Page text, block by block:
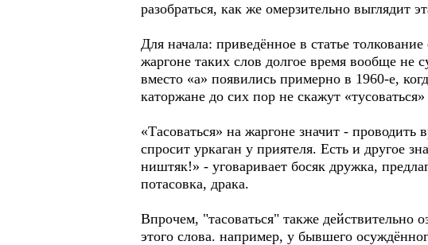
разобраться, как же омерзительно выглядит
Для начала: приведённое в статье
жаргоне таких слов долгое время вообще не
вместо «а» появились примерно в 1960-е,
каторжане до сих пор не скажут «тусоваться»
«Тасоваться» на жаргоне значит - проводить
спросит уркаган у приятеля. Есть и другое
ништяк!» - уговаривает босяк дружка,
потасовка, драка.
Впрочем, "тасоваться" также действительно
этого слова. например, у бывшего